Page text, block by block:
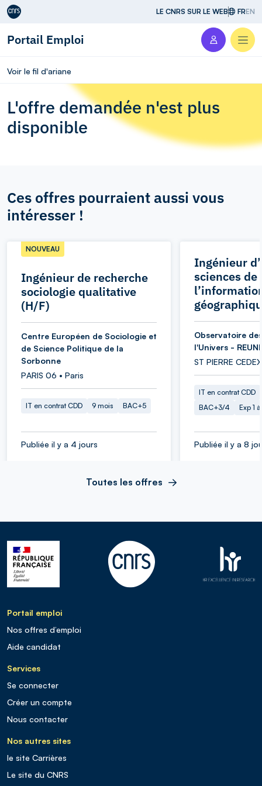
Aller au contenu LE CNRS SUR LE WEB FREN
Portail Emploi
Voir le fil d'ariane
L'offre demandée n'est plus
disponible
Ces offres pourraient aussi vous
intéresser !
Ingénieur de recherche
sociologie qualitative
(H/F)
NOUVEAU
Centre Européen de Sociologie et
de Science Politique de la
Sorbonne
PARIS 06 • Paris
IT en contrat CDD 9 mois BAC+5
Publiée il y a 4 jours
Ingénieur
sciences de
Observatoire
l'Univers -
ST PIERRE
IT en contrat CDD
BAC+3/4
Exp 1
Publiée il y a 8
Toutes les offres
Portail emploi
Nos offres d’emploi
Aide candidat
Services
Se connecter
Créer un compte
Nous contacter
Nos autres sites
le site Carrières
Le site du CNRS